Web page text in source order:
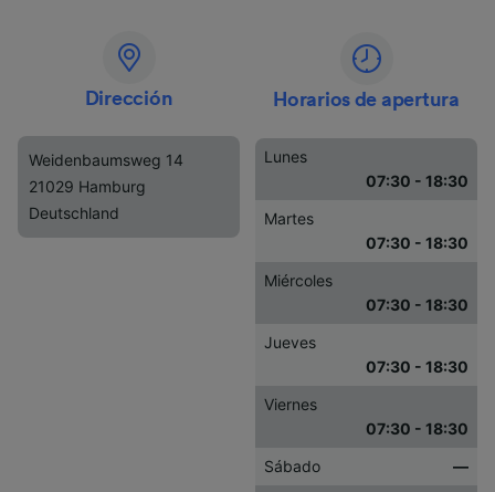
Dirección
Weidenbaumsweg 14
21029 Hamburg
Deutschland
Horarios de apertura
Lunes
07:30 - 18:30
Martes
07:30 - 18:30
Miércoles
07:30 - 18:30
Jueves
07:30 - 18:30
Viernes
07:30 - 18:30
Sábado
—